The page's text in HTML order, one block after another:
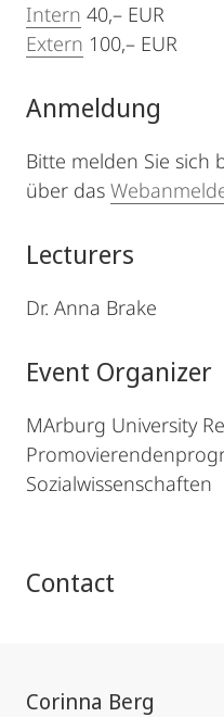
Intern 40,– EUR
Extern 100,– EUR
Anmeldung
Bitte melden Sie sich
über das
Lecturers
Dr. Anna Brake
Event Organizer
MArburg University
Sozialwissenschaften
Contact
Corinna Berg